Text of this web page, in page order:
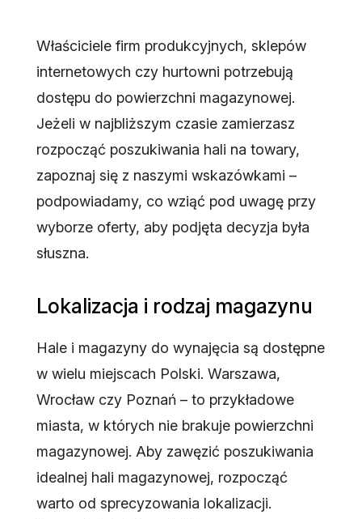
Właściciele firm produkcyjnych, sklepów
internetowych czy hurtowni potrzebują
dostępu do powierzchni magazynowej.
Jeżeli w najbliższym czasie zamierzasz
rozpocząć poszukiwania hali na towary,
zapoznaj się z naszymi wskazówkami –
podpowiadamy, co wziąć pod uwagę przy
wyborze oferty, aby podjęta decyzja była
słuszna.
Lokalizacja i rodzaj magazynu
Hale i magazyny do wynajęcia są dostępne
w wielu miejscach Polski. Warszawa,
Wrocław czy Poznań – to przykładowe
miasta, w których nie brakuje powierzchni
magazynowej. Aby zawęzić poszukiwania
idealnej hali magazynowej, rozpocząć
warto od sprecyzowania lokalizacji.